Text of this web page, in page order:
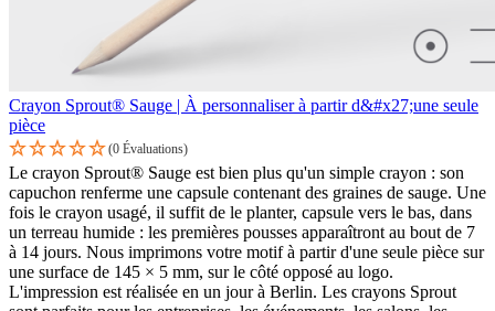
Crayon Sprout® Sauge | À personnaliser à partir d&#x27;une seule
pièce
(0 Évaluations)
Le crayon Sprout® Sauge est bien plus qu'un simple crayon : son
capuchon renferme une capsule contenant des graines de sauge. Une
fois le crayon usagé, il suffit de le planter, capsule vers le bas, dans
un terreau humide : les premières pousses apparaîtront au bout de 7
à 14 jours. Nous imprimons votre motif à partir d'une seule pièce sur
une surface de 145 × 5 mm, sur le côté opposé au logo.
L'impression est réalisée en un jour à Berlin. Les crayons Sprout